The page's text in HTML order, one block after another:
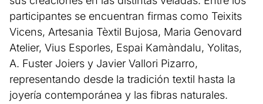
participantes se encuentran firmas como Teixits
Vicens, Artesania Tèxtil Bujosa, Maria Genovard
Atelier, Vius Esporles, Espai Kamàndalu, Yolitas,
A. Fuster Joiers y Javier Vallori Pizarro,
representando desde la tradición textil hasta la
joyería contemporánea y las fibras naturales.